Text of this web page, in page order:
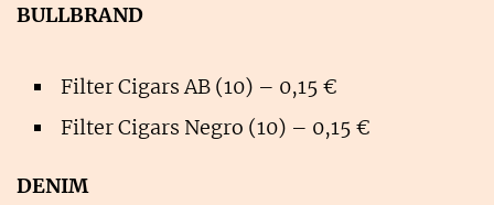
BULLBRAND
Filter Cigars AB (10) – 0,15 €
Filter Cigars Negro (10) – 0,15 €
DENIM